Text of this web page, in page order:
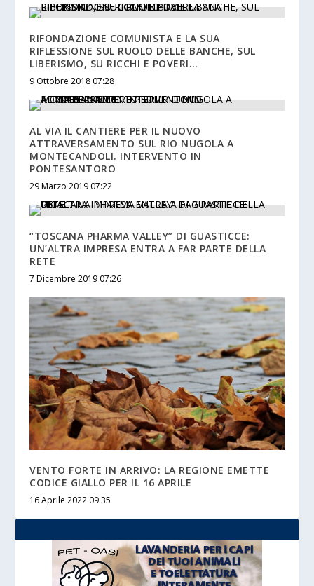
RIFONDAZIONE COMUNISTA E LA SUA
RIFLESSIONE SUL RUOLO DELLE BANCHE, SUL
LIBERISMO, SU RICCHI E POVERI…
9 Ottobre 2018 07:28
AL VIA IL CANTIERE PER IL NUOVO
ATTRAVERSAMENTO SUL RIO NUGOLA A
MONTECANDOLI. INTERVENTO IN
PONTESANTORO
29 Marzo 2019 07:22
“TOSCANA PHARMA VALLEY” DI GUASTICCE:
UN’ALTRA IMPRESA ENTRA A FAR PARTE DELLA
RETE
7 Dicembre 2019 07:26
VENTO FORTE IN ARRIVO: LA REGIONE EMETTE
CODICE GIALLO PER IL 16 APRILE
16 Aprile 2022 09:35